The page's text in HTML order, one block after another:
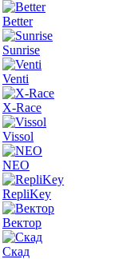
Better
Sunrise
Venti
X-Race
Vissol
NEO
RepliKey
Вектор
Скад